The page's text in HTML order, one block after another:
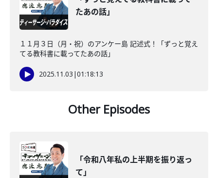
たあの話」
１１月３日（月・祝）のアンケー島 記述式！「ずっと覚え
てる教科書に載ってたあの話」
2025.11.03 |01:18:13
Other Episodes
「令和八年私の上半期を振り返っ
て」